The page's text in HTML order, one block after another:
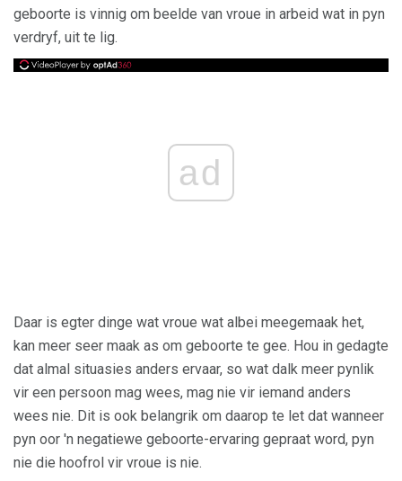
geboorte is vinnig om beelde van vroue in arbeid wat in pyn
verdryf, uit te lig.
ad
Daar is egter dinge wat vroue wat albei meegemaak het,
kan meer seer maak as om geboorte te gee. Hou in gedagte
dat almal situasies anders ervaar, so wat dalk meer pynlik
vir een persoon mag wees, mag nie vir iemand anders
wees nie. Dit is ook belangrik om daarop te let dat wanneer
pyn oor 'n negatiewe geboorte-ervaring gepraat word, pyn
nie die hoofrol vir vroue is nie.